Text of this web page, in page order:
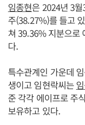
임종현은 2024년 3
주(38.27%)를 들고
쳐 39.36% 지분으로
다.
특수관계인 가운데
생이고 임현락씨는
준 각각 에이프로 주
보유하고 있다.